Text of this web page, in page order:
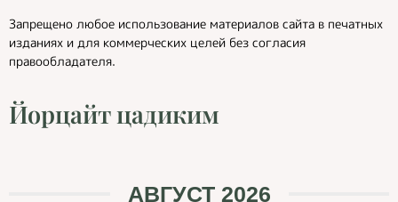
Запрещено любое использование материалов сайта в печатных
изданиях и для коммерческих целей без согласия
правообладателя.
Йорцайт цадиким
АВГУСТ 2026